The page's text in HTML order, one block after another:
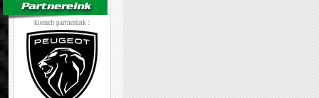
kiemelt partnerünk :